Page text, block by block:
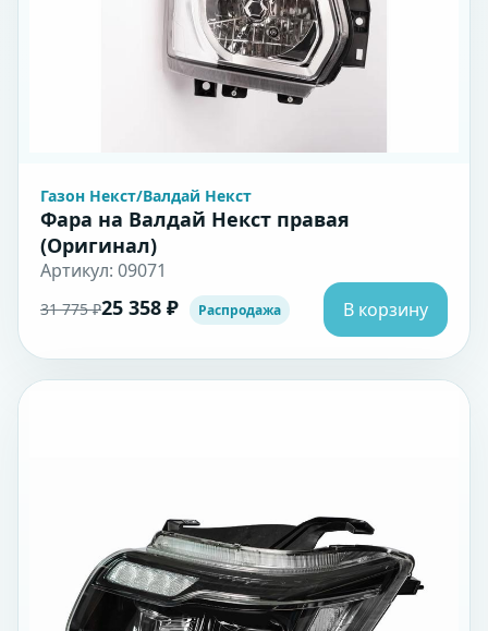
Газон Некст/Валдай Некст
Фара на Валдай Некст правая
(Оригинал)
Артикул: 09071
31 775 ₽25 358 ₽ Распродажа В корзину